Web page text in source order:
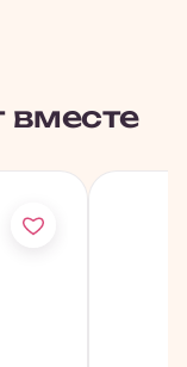
вместе